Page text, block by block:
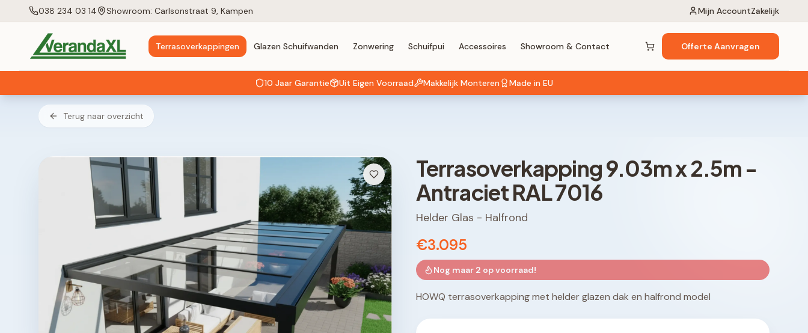
038 234 03 14 Showroom: Carlsonstraat 9, Kampen Mijn AccountZakelijk
Terrasoverkappingen Glazen Schuifwanden Zonwering Schuifpui Accessoires Showroom & Contact Winkelwagen (0items)
Offerte Aanvragen
10 Jaar Garantie Uit Eigen Voorraad Makkelijk Monteren Made in EU
Terug naar overzicht
Terrasoverkapping9.03m x2.5m -
Antraciet RAL 7016
Helder Glas - Halfrond
€3.095
Nog maar 2 op voorraad!
HOWQ terrasoverkapping met helder glazen dak en halfrond model